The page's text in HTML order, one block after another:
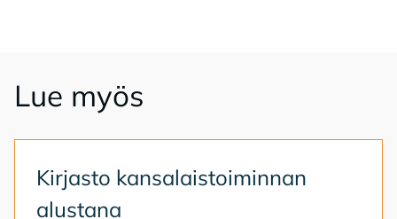
Lue myös
Kir­jas­to kan­sa­lais­toi­min­nan
alus­ta­na